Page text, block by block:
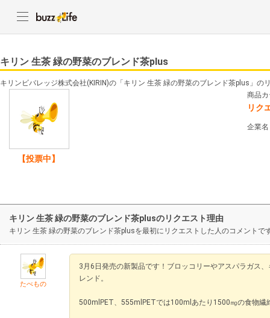
キリン 生茶 緑の野菜のブレンド茶plus
キリンビバレッジ株式会社(KIRIN)の「キリン 生茶 緑の野菜のブレンド茶plus」の
【投票中】
商品
リク
企業
キリン 生茶 緑の野菜のブレンド茶plusのリクエスト理由
キリン 生茶 緑の野菜のブレンド茶plusを最初にリクエストした人のコメントで
たべもの
3月6日発売の新製品です！ブロッコリーやアスパラガス
レンド。
500mlPET、555mlPETでは100mlあたり1500㎎の食物繊